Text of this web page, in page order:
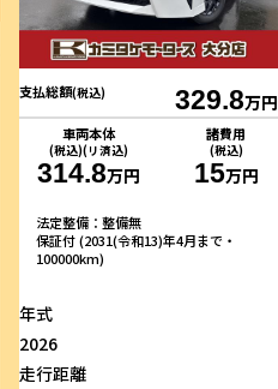
支払総額(税込) 329.8万円
車両本体
(税込)(リ済込)
314.8万円
諸費用
(税込)
15万円
法定整備：整備無
保証付 (2031(令和13)年4月まで・
100000km)
年式
2026
走行距離